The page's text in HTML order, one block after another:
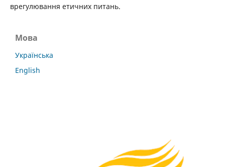
врегулювання етичних питань.
Мова
Українська
English